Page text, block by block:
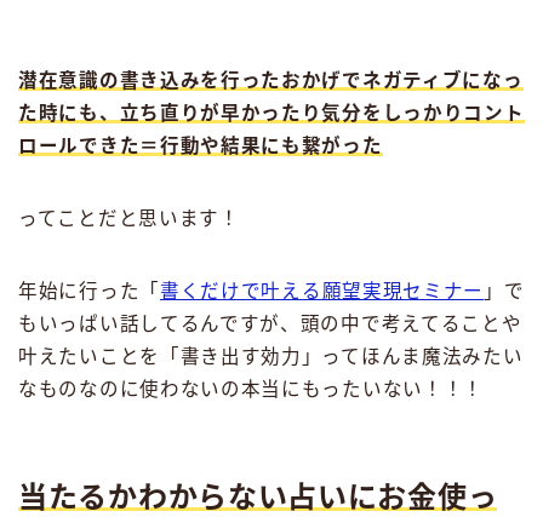
潜在意識の書き込みを行ったおかげでネガティブになっ
た時にも、立ち直りが早かったり気分をしっかりコント
ロールできた＝行動や結果にも繋がった
ってことだと思います！
年始に行った「 書くだけで叶える願望実現セミナー 」で
もいっぱい話してるんですが、頭の中で考えてることや
叶えたいことを「書き出す効力」ってほんま魔法みたい
なものなのに使わないの本当にもったいない！！！
当たるかわからない占いにお金使っ